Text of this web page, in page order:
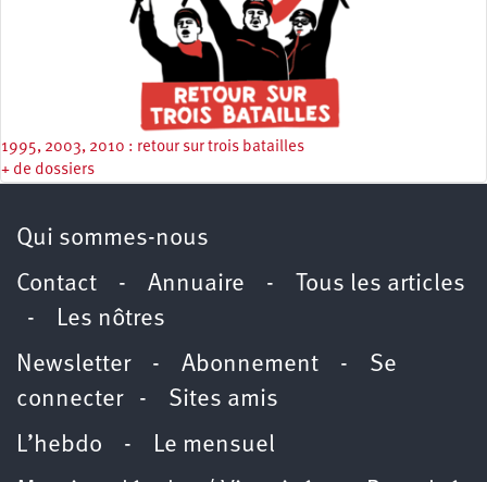
1995, 2003, 2010 : retour sur trois batailles
+ de dossiers
Qui sommes-nous
Contact - Annuaire -
Tous les articles
- Les nôtres
Newsletter- Abonnement - Se
connecter- Sites amis
L’hebdo - Le mensuel